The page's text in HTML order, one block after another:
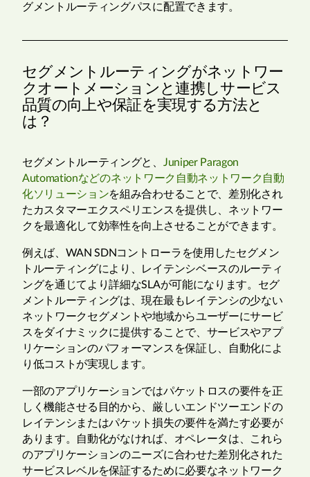
グメントルーティングパスに配置できます。
セグメントルーティングがネットワー
クオートメーションと連携しサービス
品質の向上や保証を実現する方法と
は？
セグメントルーティングと、 Juniper Paragon
Automationなどのネットワーク自動ネットワーク自動
化ソリューションを組み合わせることで、差別化され
たカスタマーエクスペリエンスを提供し、ネットワー
クを最適化して効率性を向上させることができます。
例えば、WAN SDNコントローラを使用したセグメン
トルーティングにより、レイテンシベースのルーティ
ングを通じてより詳細なSLAが可能になります。セグ
メントルーティングは、現在最もレイテンシの少ない
ネットワークセグメントや地域からユーザーにサービ
スをダイナミックに提供することで、サービスやアプ
リケーションのパフォーマンスを保証し、自動化によ
り低コストが実現します。
一部のアプリケーションではパケットロスの要件を正
しく機能させる目的から、厳しいエンドツーエンドの
レイテンシまたはパケット損失の要件を満たす必要が
あります。自動化がなければ、オペレータは、これら
のアプリケーションのニーズに合わせた差別化された
サービスレベルを保証するために必要なネットワーク